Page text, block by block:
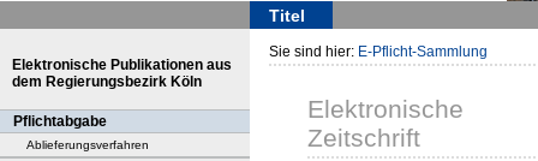
Titel
Elektronische Publikationen aus
dem Regierungsbezirk Köln
Pflichtabgabe
Ablieferungsverfahren
Sie sind hier: E-Pflicht-Sammlung
Elektronische
Zeitschrift